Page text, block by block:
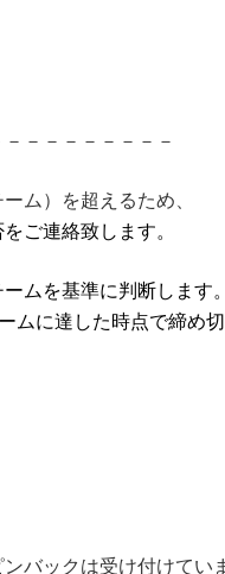
－－－－－－－－
ム）を超えるため、
ご連絡致します。
ムを基準に判断します。
に達した時点で締め切
ンバックは受け付けてい